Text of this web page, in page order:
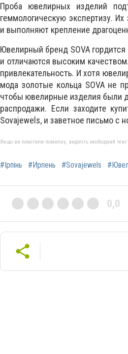
Проба ювелирных изделий
геммологическую экспертизу.
и выполняют крепление
Ювелирный бренд SOVA
и отличаются высоким
привлекательность. И хотя
мода золотые кольца SOVA не
чтобы ювелирные изделия были
распродажи. Если заходите
Sovajewels, и заветное письмо с
Якщо ви помітили помилку, виділіть необхідний
#Ірпінь #Ирпень #Sovajewels
0,0